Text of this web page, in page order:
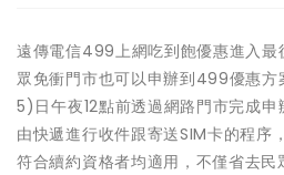
遠傳電信499上網吃到飽優惠進入最
眾免衝門市也可以申辦到499優惠方
5)日午夜12點前透過網路門市完成
由快遞進行收件跟寄送SIM卡的程序
符合續約資格者均適用，不僅省去